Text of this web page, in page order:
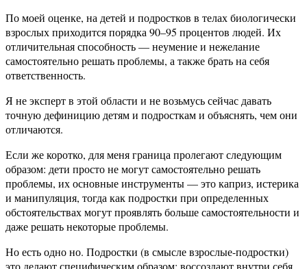
По моей оценке, на детей и подростков в телах биологически
взрослых приходится порядка 90–95 процентов людей. Их
отличительная способность — неумение и нежелание
самостоятельно решать проблемы, а также брать на себя
ответственность.
Я не эксперт в этой области и не возьмусь сейчас давать
точную дефиницию детям и подросткам и объяснять, чем они
отличаются.
Если же коротко, для меня граница пролегают следующим
образом: дети просто не могут самостоятельно решать
проблемы, их основные инструменты — это каприз, истерика
и манипуляция, тогда как подростки при определенных
обстоятельствах могут проявлять больше самостоятельности и
даже решать некоторые проблемы.
Но есть одно но. Подростки (в смысле взрослые-подростки)
это делают специфическим образом: воссоздают внутри себя